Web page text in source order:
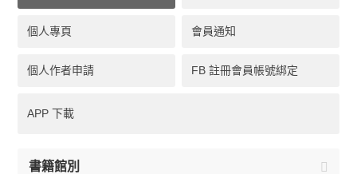
個人專頁 會員通知
個人作者申請 FB 註冊會員帳號綁定
APP 下載
書籍館別